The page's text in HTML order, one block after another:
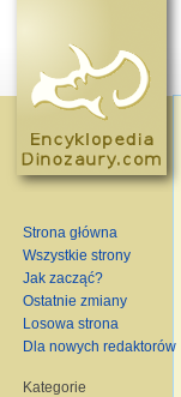
Strona główna
Wszystkie strony
Jak zacząć?
Ostatnie zmiany
Losowa strona
Dla nowych redaktorów
Kategorie